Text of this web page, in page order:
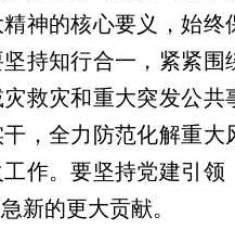
神的核心要义，始
持知行合一，紧紧
救灾和重大突发公
，全力防范化解重
作。要坚持党建引
新的更大贡献。